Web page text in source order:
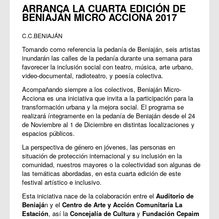
ARRANCA LA CUARTA EDICIÓN DE
BENIAJÁN MICRO ACCIONA 2017
C.C.BENIAJÁN
Tomando como referencia la pedanía de Beniaján, seis artistas
inundarán las calles de la pedanía durante una semana para
favorecer la inclusión social con teatro, música, arte urbano,
video-documental, radioteatro, y poesía colectiva.
Acompañando siempre a los colectivos, Beniaján Micro-
Acciona es una iniciativa que invita a la participación para la
transformación urbana y la mejora social. El programa se
realizará íntegramente en la pedanía de Beniaján desde el 24
de Noviembre al 1 de Diciembre en distintas localizaciones y
espacios públicos.
La perspectiva de género en jóvenes, las personas en
situación de protección internacional y su inclusión en la
comunidad, nuestros mayores o la colectividad son algunas de
las temáticas abordadas, en esta cuarta edición de este
festival artístico e inclusivo.
Esta iniciativa nace de la colaboración entre el Auditorio de
Beniaján y el Centro de Arte y Acción Comunitaria La
Estación, así la Concejalía de Cultura y Fundación Cepaim